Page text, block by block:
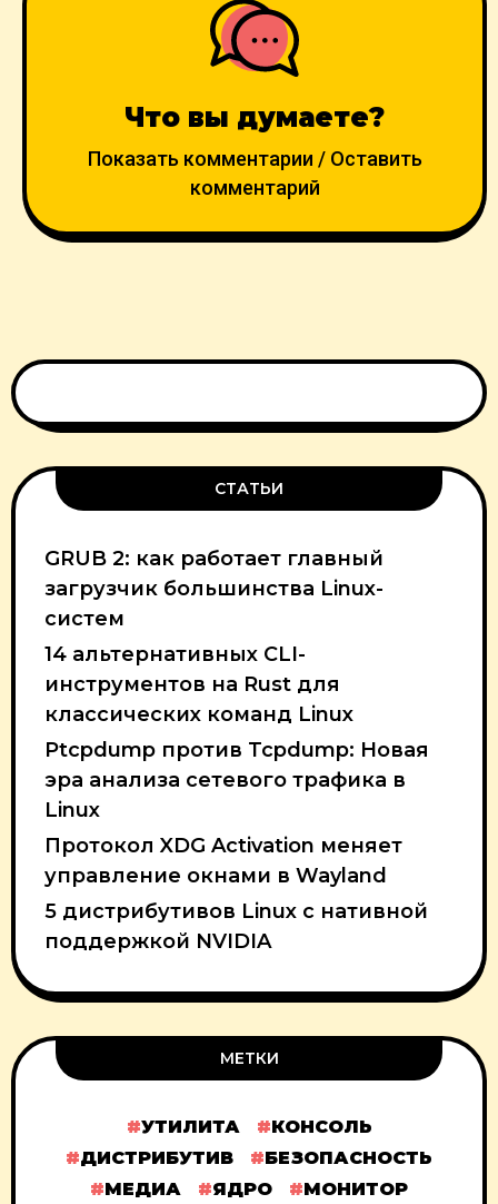
Что вы думаете?
Показать комментарии / Оставить
комментарий
СТАТЬИ
GRUB 2: как работает главный
загрузчик большинства Linux-
систем
14 альтернативных CLI-
инструментов на Rust для
классических команд Linux
Ptcpdump против Tcpdump: Новая
эра анализа сетевого трафика в
Linux
Протокол XDG Activation меняет
управление окнами в Wayland
5 дистрибутивов Linux с нативной
поддержкой NVIDIA
МЕТКИ
УТИЛИТА
КОНСОЛЬ
ДИСТРИБУТИВ
БЕЗОПАСНОСТЬ
МЕДИА
ЯДРО
МОНИТОР